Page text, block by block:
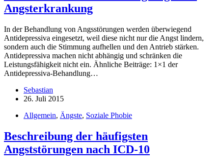
Angsterkrankung
In der Behandlung von Angsstörungen werden überwiegend
Antidepressiva eingesetzt, weil diese nicht nur die Angst lindern,
sondern auch die Stimmung aufhellen und den Antrieb stärken.
Antidepressiva machen nicht abhängig und schränken die
Leistungsfähigkeit nicht ein. Ähnliche Beiträge: 1×1 der
Antidepressiva-Behandlung…
Sebastian
26. Juli 2015
Allgemein, Ängste, Soziale Phobie
Beschreibung der häufigsten
Angststörungen nach ICD-10